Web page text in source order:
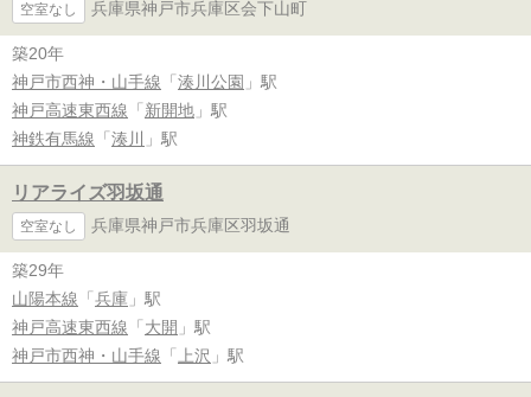
空室なし 兵庫県神戸市兵庫区会下山町
築20年
神戸市西神・山手線 「 湊川公園 」駅
神戸高速東西線 「 新開地 」駅
神鉄有馬線 「 湊川 」駅
リアライズ羽坂通
空室なし 兵庫県神戸市兵庫区羽坂通
築29年
山陽本線 「 兵庫 」駅
神戸高速東西線 「 大開 」駅
神戸市西神・山手線 「 上沢 」駅